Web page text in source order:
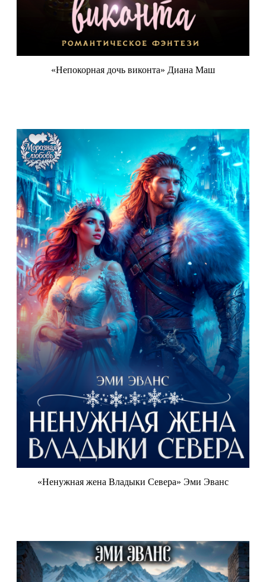
«Непокорная дочь виконта» Диана Маш
«Ненужная жена Владыки Севера» Эми Эванс